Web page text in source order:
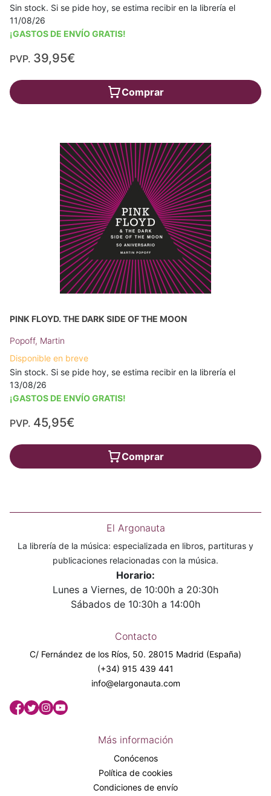
Sin stock. Si se pide hoy, se estima recibir en la librería el
11/08/26
¡GASTOS DE ENVÍO GRATIS!
PVP. 39,95€
Comprar
PINK FLOYD. THE DARK SIDE OF THE MOON
Popoff, Martin
Disponible en breve
Sin stock. Si se pide hoy, se estima recibir en la librería el
13/08/26
¡GASTOS DE ENVÍO GRATIS!
PVP. 45,95€
Comprar
El Argonauta
La librería de la música: especializada en libros, partituras y
publicaciones relacionadas con la música.
Horario:
Lunes a Viernes, de 10:00h a 20:30h
Sábados de 10:30h a 14:00h
Contacto
C/ Fernández de los Ríos, 50. 28015 Madrid (España)
(+34) 915 439 441
info@elargonauta.com
Más información
Conócenos
Política de cookies
Condiciones de envío